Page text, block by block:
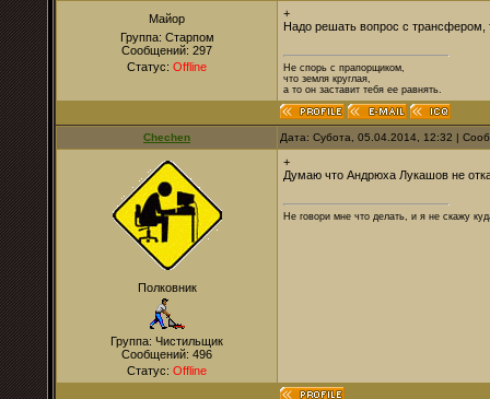
Майор
Группа: Старпом
Сообщений: 297
Статус: Offline
+
Надо решать вопрос с трансфером,
Не спорь с прапорщиком,
что земля круглая,
а то он заставит тебя ее равнять.
Chechen Дата: Субота, 05.04.2014, 12:32 |
Полковник
Группа: Чистильщик
Сообщений: 496
Статус: Offline
+
Думаю что Андрюха Лукашов не
Не говори мне что делать, и я не скажу